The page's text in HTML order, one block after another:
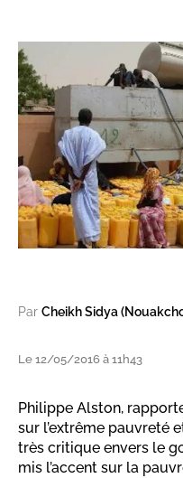
Par Cheikh Sidya
Le 12/05/2016 à 11h43
Philippe Alston,
sur l’extrême pauvreté
très critique envers le
mis l’accent sur la